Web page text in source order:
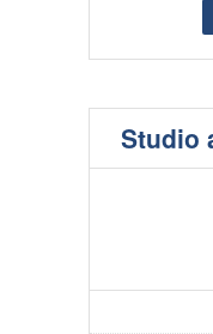
Studio